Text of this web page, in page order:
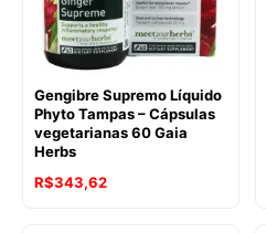
Gengibre Supremo Líquido
Phyto Tampas – Cápsulas
vegetarianas 60 Gaia
Herbs
R$343,62